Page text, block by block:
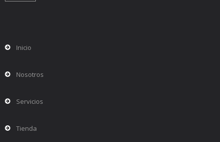
Inicio
Nosotros
Servicios
Tienda